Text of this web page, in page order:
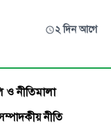
২ দিন আগে
ও নীতিমালা
নীতি